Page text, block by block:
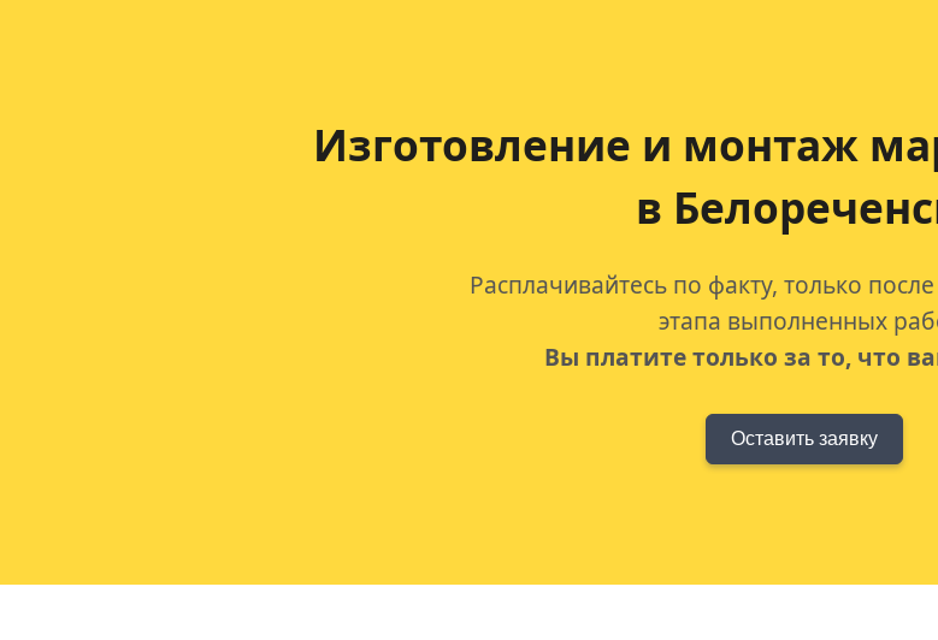
Изготовление и монтаж
в
Расплачивайтесь по факту, только
этапа выполненных
Вы платите только за то, что
Оставить заявку